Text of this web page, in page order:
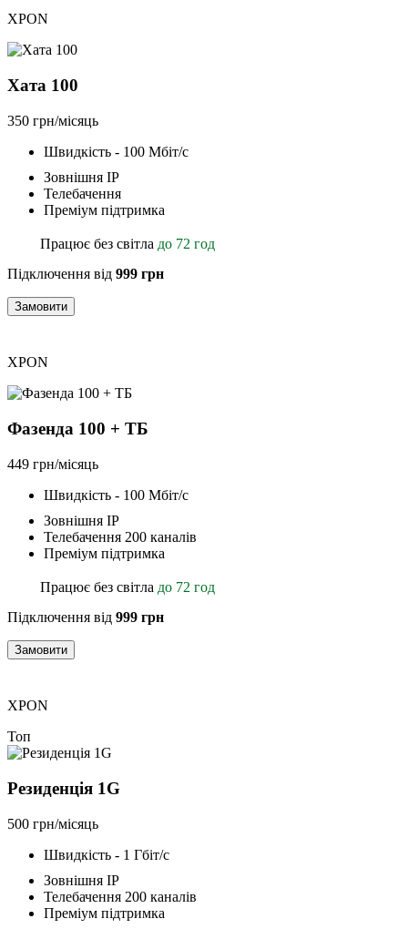
XPON
Хата 100
350 грн/місяць
Швидкість - 100 Мбіт/с
Зовнішня ІР
Телебачення
Преміум підтримка
Працює без світла до 72 год
Підключення від 999 грн
Замовити
XPON
Фазенда 100 + ТБ
449 грн/місяць
Швидкість - 100 Мбіт/с
Зовнішня ІР
Телебачення 200 каналів
Преміум підтримка
Працює без світла до 72 год
Підключення від 999 грн
Замовити
XPON
Топ
Резиденція 1G
500 грн/місяць
Швидкість - 1 Гбіт/с
Зовнішня ІР
Телебачення 200 каналів
Преміум підтримка